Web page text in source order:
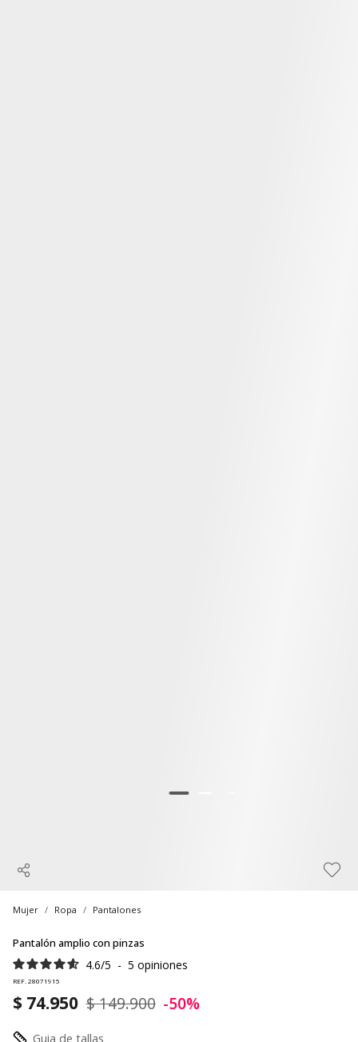
Mujer Ropa Pantalones
Pantalón amplio con pinzas
4.6/5 - 5 opiniones
REF. 28071915
$ 74.950 $ 149.900 -50%
Guia de tallas